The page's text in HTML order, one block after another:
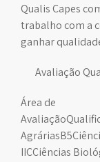
Qualis Capes
trabalho com a
ganhar
Avaliação
Área de
IICCiências